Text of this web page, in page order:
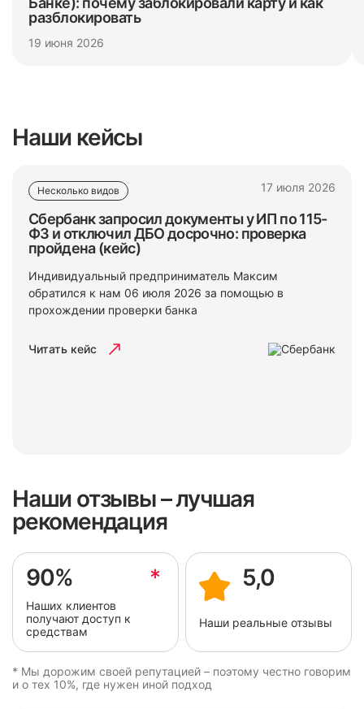
разблокировать
19 июня 2026
Наши кейсы
Несколько видов 17 июля 2026
Сбербанк запросил документы у ИП по 115-
ФЗ и отключил ДБО досрочно: проверка
пройдена (кейс)
Индивидуальный предприниматель Максим
обратился к нам 06 июля 2026 за помощью в
прохождении проверки банка
Читать кейс
Наши отзывы – лучшая
рекомендация
90% *
Наших клиентов
получают доступ к
средствам
5,0
Наши реальные отзывы
* Мы дорожим своей репутацией – поэтому честно говорим
и о тех 10%, где нужен иной подход